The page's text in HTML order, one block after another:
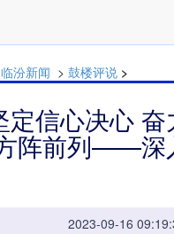
临汾新闻 > 鼓楼评说 >
定信心决心
阵前列——深
2023-09-16